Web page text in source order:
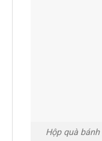
Hộp quà